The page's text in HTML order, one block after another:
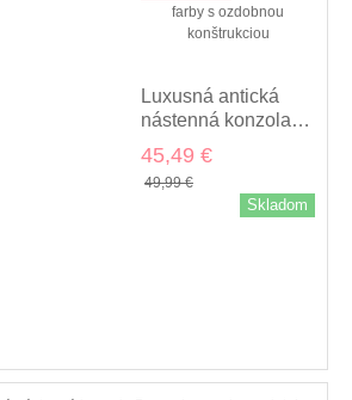
Luxusná antická
nástenná konzola
Persephone v
zlatom prevedení z
kovu s ozdobnou
konštrukciou 25cm
45,49 €
49,99 €
Skladom